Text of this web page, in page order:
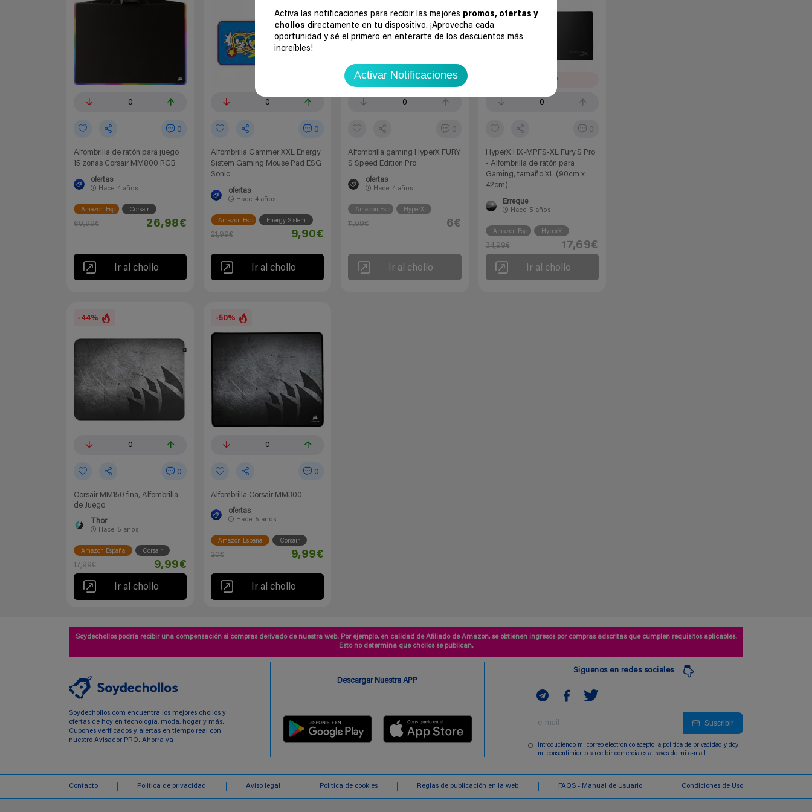
Activa las notificaciones para recibir las mejores promos, ofertas y
chollos directamente en tu dispositivo. ¡Aprovecha cada
oportunidad y sé el primero en enterarte de los descuentos más
increíbles!
Activar Notificaciones
0
0
Alfombrilla de ratón para juego
15 zonas Corsair MM800 RGB
ofertas
Hace 4 años
Amazon España Corsair
69,99€ 26,98€
Ir al chollo
0
0
Alfombrilla Gammer XXL Energy
Sistem Gaming Mouse Pad ESG
Sonic
ofertas
Hace 4 años
Amazon España Energy Sistem
21,99€ 9,90€
Ir al chollo
EXPIRADO
0
0
Alfombrilla gaming HyperX FURY
S Speed Edition Pro
ofertas
Hace 4 años
Amazon España HyperX
11,99€ 6€
Ir al chollo
EXPIRADO
0
0
HyperX HX-MPFS-XL Fury S Pro
- Alfombrilla de ratón para
Gaming, tamaño XL (90cm x
42cm)
Erreque
Hace 5 años
Amazon España HyperX
34,99€ 17,69€
Ir al chollo
-44%
0
0
Corsair MM150 fina, Alfombrilla
de Juego
Thor
Hace 5 años
Amazon España Corsair
17,99€ 9,99€
Ir al chollo
-50%
0
0
Alfombrilla Corsair MM300
ofertas
Hace 5 años
Amazon España Corsair
20€ 9,99€
Ir al chollo
Soydechollos podría recibir una compensación si compras derivado de nuestra web. Por ejemplo, en calidad de Afiliado de Amazon, se obtienen ingresos por compras adscritas que cumplen requisitos aplicables.
Esto no determina que chollos se publican.
Soydechollos.com encuentra los mejores chollos y
ofertas de hoy en tecnología, moda, hogar y más.
Cupones verificados y alertas en tiempo real con
nuestro Avisador PRO. Ahorra ya
Descargar Nuestra APP
Siguenos en redes sociales
Suscribir
Introduciendo mi correo electronico acepto la politica de privacidad y doy
mi consentimiento a recibir comerciales a traves de mi e-mail
Contacto Politica de privacidad Aviso legal Politica de cookies Reglas de publicación en la web FAQS - Manual de Usuario Condiciones de Uso